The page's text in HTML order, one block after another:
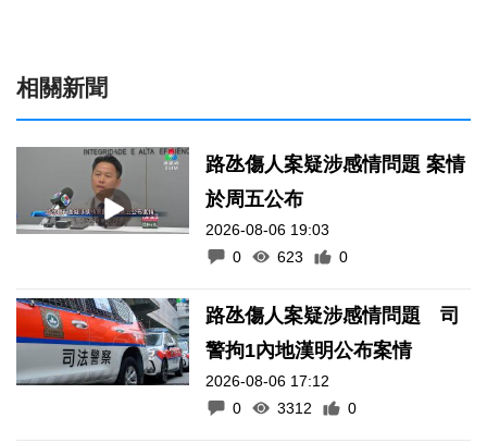
相關新聞
路氹傷人案疑涉感情問題 案情
於周五公布
2026-08-06 19:03
0
623 0
路氹傷人案疑涉感情問題 司
警拘1內地漢明公布案情
2026-08-06 17:12
0
3312 0